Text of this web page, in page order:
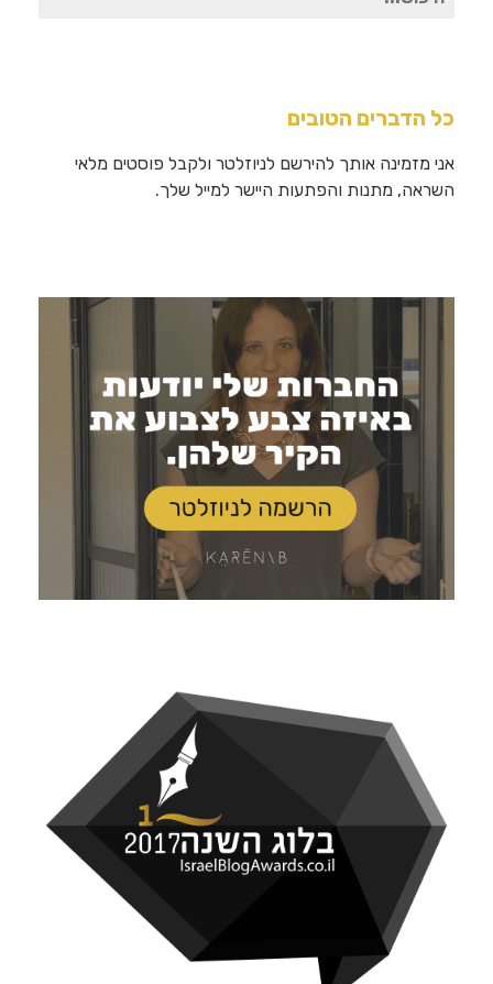
כל הדברים הטובים
אני מזמינה אותך להירשם לניוזלטר ולקבל פוסטים מלאי
השראה, מתנות והפתעות היישר למייל שלך.